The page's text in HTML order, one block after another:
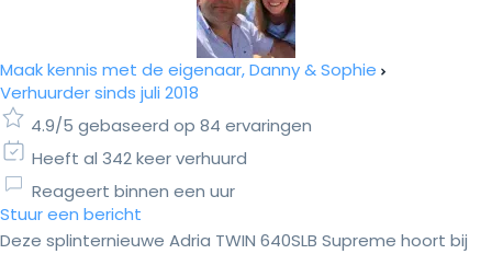
Maak kennis met de eigenaar, Danny & Sophie
Verhuurder sinds juli 2018
4.9/5 gebaseerd op 84 ervaringen
Heeft al 342 keer verhuurd
Reageert binnen een uur
Stuur een bericht
Deze splinternieuwe Adria TWIN 640SLB Supreme hoort bij